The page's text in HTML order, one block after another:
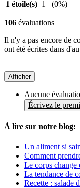
1 étoile(s) 1 (0%)
106 évaluations
Il n'y a pas encore de
ont été écrites dans
Afficher
Aucune
Écrivez le
À lire sur notre blog:
Un aliment si
Comment
Le corps change
La tendance de
Recette : salade